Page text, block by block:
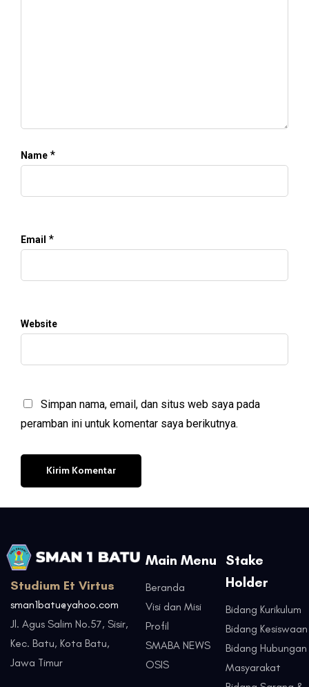
Name *
Email *
Website
Simpan nama, email, dan situs web saya pada
peramban ini untuk komentar saya berikutnya.
Studium Et Virtus
sman1batu@yahoo.com
Jl. Agus Salim No.57, Sisir,
Kec. Batu, Kota Batu,
Jawa Timur
Main Menu
Beranda
Visi dan Misi
Profil
SMABA NEWS
OSIS
Stake
Holder
Bidang Kurikulum
Bidang Kesiswaan
Bidang Hubungan
Masyarakat